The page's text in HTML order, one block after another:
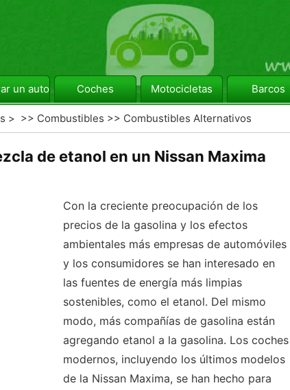
un automóvil Coches Motocicletas Barcos
> >> Combustibles >> Combustibles Alternativos
de etanol en un Nissan Maxima
Con la creciente preocupación de los
precios de la gasolina y los efectos
ambientales más empresas de automóviles
y los consumidores se han interesado en
las fuentes de energía más limpias
sostenibles, como el etanol. Del mismo
modo, más compañías de gasolina están
agregando etanol a la gasolina. Los coches
modernos, incluyendo los últimos modelos
de la Nissan Maxima, se han hecho para